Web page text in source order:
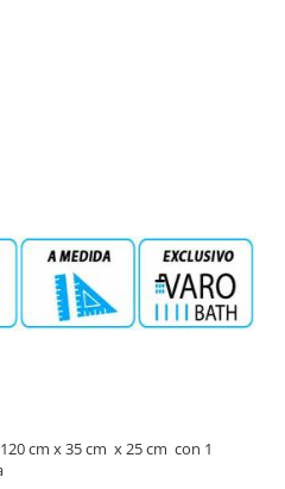
cm x 35 cm x 25 cm con 1